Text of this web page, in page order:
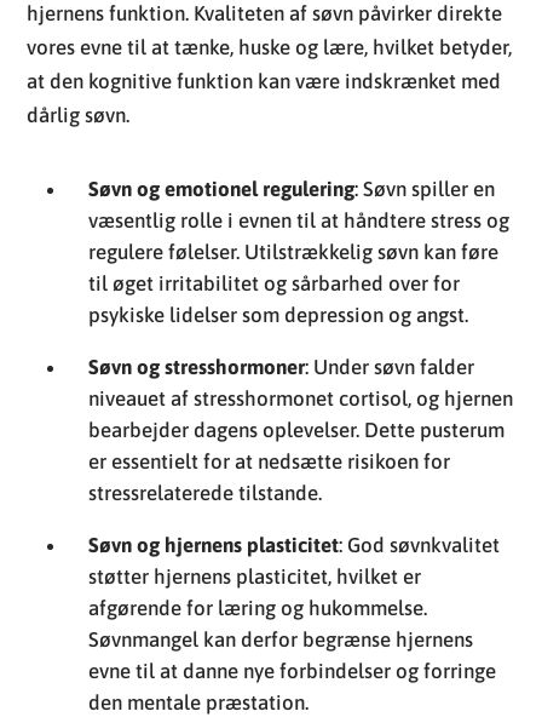
hjernens funktion. Kvaliteten af søvn påvirker direkte
vores evne til at tænke, huske og lære, hvilket betyder,
at den kognitive funktion kan være indskrænket med
dårlig søvn.
Søvn og emotionel regulering: Søvn spiller en
væsentlig rolle i evnen til at håndtere stress og
regulere følelser. Utilstrækkelig søvn kan føre
til øget irritabilitet og sårbarhed over for
psykiske lidelser som depression og angst.
Søvn og stresshormoner: Under søvn falder
niveauet af stresshormonet cortisol, og hjernen
bearbejder dagens oplevelser. Dette pusterum
er essentielt for at nedsætte risikoen for
stressrelaterede tilstande.
Søvn og hjernens plasticitet: God søvnkvalitet
støtter hjernens plasticitet, hvilket er
afgørende for læring og hukommelse.
Søvnmangel kan derfor begrænse hjernens
evne til at danne nye forbindelser og forringe
den mentale præstation.